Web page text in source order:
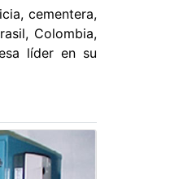
cementera,
Colombia,
líder en su